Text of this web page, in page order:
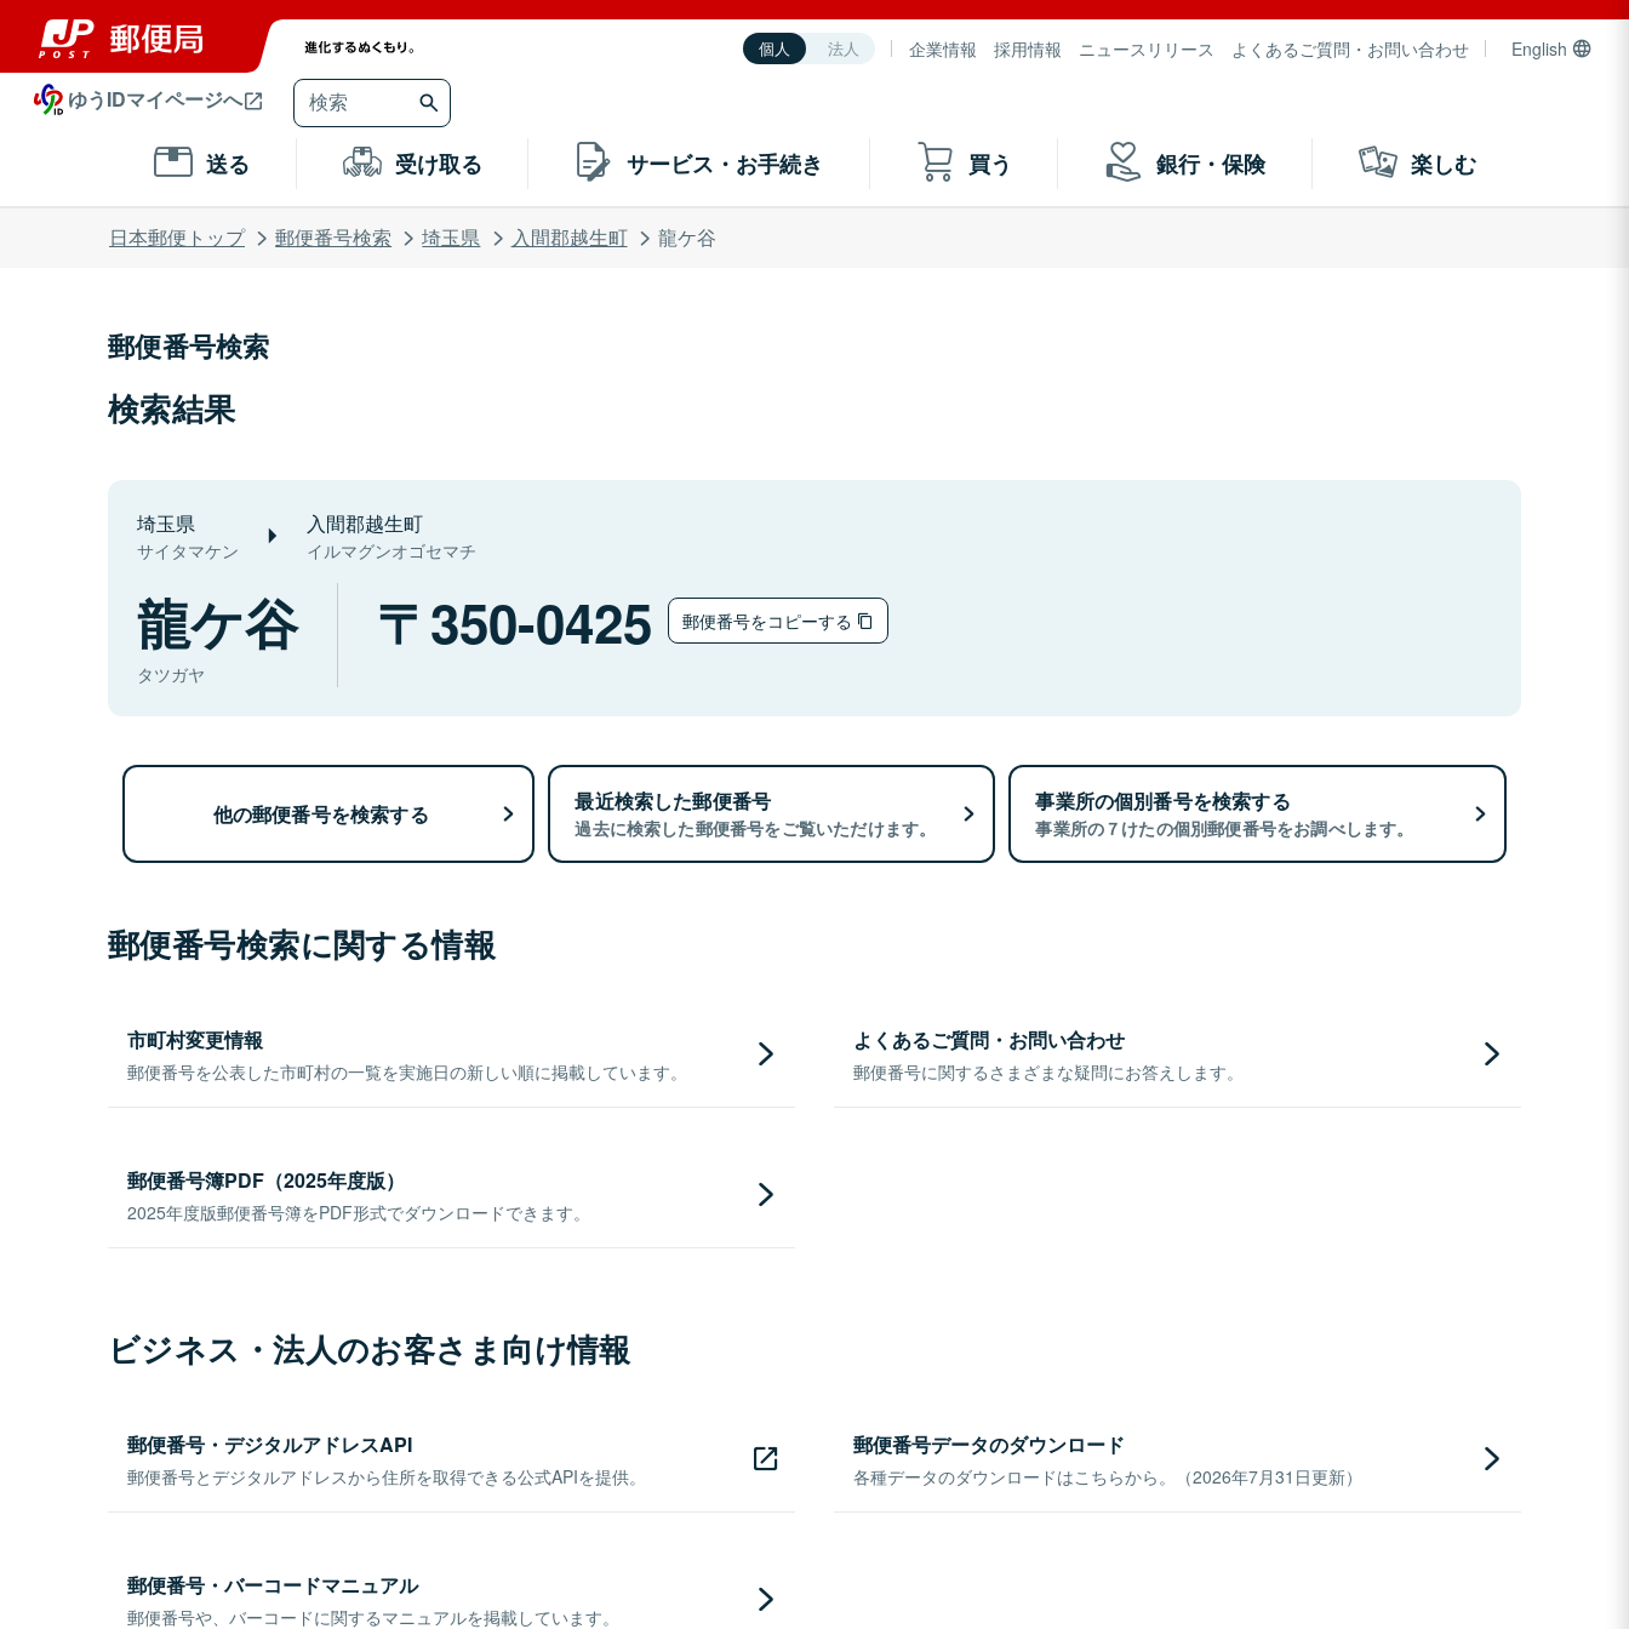
個人 法人 企業情報 採用情報 ニュースリリース よくあるご質問・お問い合わせ English
ゆうIDマイページへ
送る 受け取る サービス・お手続き 買う 銀行・保険 楽しむ
日本郵便トップ 郵便番号検索 埼玉県 入間郡越生町 龍ケ谷
郵便番号検索
検索結果
埼玉県
サイタマケン
入間郡越生町
イルマグンオゴセマチ
龍ケ谷
タツガヤ
350-0425 郵便番号をコピーする
他の郵便番号を検索する 最近検索した郵便番号
過去に検索した郵便番号をご覧いただけます。
事業所の個別番号を検索する
事業所の７けたの個別郵便番号をお調べします。
郵便番号検索に関する情報
市町村変更情報
郵便番号を公表した市町村の一覧を実施日の新しい順に掲載しています。
よくあるご質問・お問い合わせ
郵便番号に関するさまざまな疑問にお答えします。
郵便番号簿PDF（2025年度版）
2025年度版郵便番号簿をPDF形式でダウンロードできます。
ビジネス・法人のお客さま向け情報
郵便番号・デジタルアドレスAPI
郵便番号とデジタルアドレスから住所を取得できる公式APIを提供。
郵便番号データのダウンロード
各種データのダウンロードはこちらから。（2026年7月31日更新）
郵便番号・バーコードマニュアル
郵便番号や、バーコードに関するマニュアルを掲載しています。